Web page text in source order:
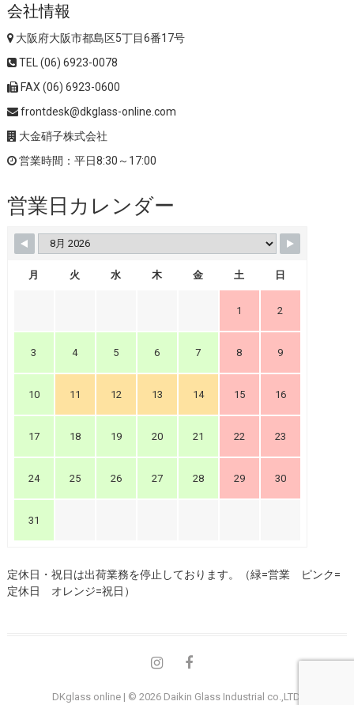
会社情報
大阪府大阪市都島区5丁目6番17号
TEL (06) 6923-0078
FAX (06) 6923-0600
frontdesk@dkglass-online.com
大金硝子株式会社
営業時間：平日8:30～17:00
営業日カレンダー
月 火 水 木 金 土 日
1 2
3 4 5 6 7 8 9
10 11 12 13 14 15 16
17 18 19 20 21 22 23
24 25 26 27 28 29 30
31
定休日・祝日は出荷業務を停止しております。（緑=営業 ピンク=
定休日 オレンジ=祝日）
instagramFacebook
DKglass online| © 2026 Daikin Glass Industrial co.,LTD.